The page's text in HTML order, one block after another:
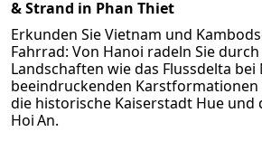
& Strand in Phan Thiet
Erkunden Sie Vietnam und
Fahrrad: Von Hanoi radeln Sie
Landschaften wie das Flussdelta bei
beeindruckenden Karstformationen
die historische Kaiserstadt Hue und
Hoi An.